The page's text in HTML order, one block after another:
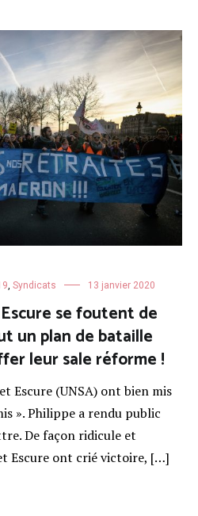
, Syndicats 13 janvier 2020
se foutent de
un plan de bataille
leur sale réforme !
Escure (UNSA) ont bien mis
». Philippe a rendu public
De façon ridicule et
Escure ont crié victoire, […]